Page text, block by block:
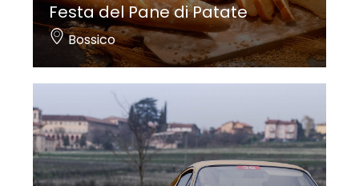
Festa del Pane di Patate
Bossico